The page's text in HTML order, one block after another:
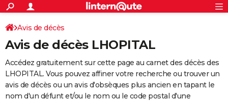
ACTUALITÉS
Politique
Société
Faits Divers
Education
Monde
Villes
+
SPORT
Coupe du monde 2026
Football
Tennis
Cyclisme
Rugby
Forum
Programme TV
TNTStreaming
Cinéma
Sorties cinéma
Musique
+FINANCE
Retraite
Epargne
Immobilier
Risques naturels par ville
Banque
Assurance
AUTO
Avis de décès
Avis de décès LHOPITAL
Accédez gratuitement sur cette page au carnet des décès des
LHOPITAL. Vous pouvez affiner votre recherche ou trouver un
avis de décès ou un avis d'obsèques plus ancien en tapant le
nom d'un défunt et/ou le nom ou le code postal d'une